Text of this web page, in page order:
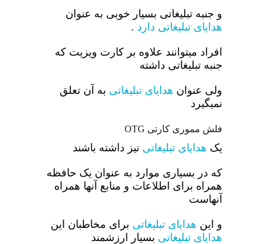
و جنبه تبلیغاتی بسیار خوبی به عنوان
هدایای تبلیغاتی دارد .
افراد میتوانند علاوه بر کارت ویزیت که
جنبه تبلیغاتی داشته
ولی عنوان هدایای تبلیغاتی به آن تعلق
نمیگیرد
فلش مموری کارتی OTG
یک هدایای تبلیغاتی نیز داشته باشند
که در بسیاری موارد به عنوان یک حافظه
همراه برای اطلاعات و منابع آنها همراه
آنهاست
و این هدایای تبلیغاتی برای مخاطبان این
هدایای تبلیغاتی بسیار ارزشمند